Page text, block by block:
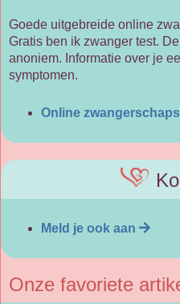
Goede uitgebreide online
Gratis ben ik zwanger test.
anoniem. Informatie over je
symptomen.
Online
Meld je ook aan
Onze favoriete